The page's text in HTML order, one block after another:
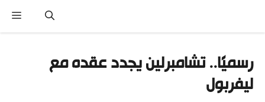
المحتوى
رسميًا.. تشامبرلين يجدد عقده مع
ليفربول